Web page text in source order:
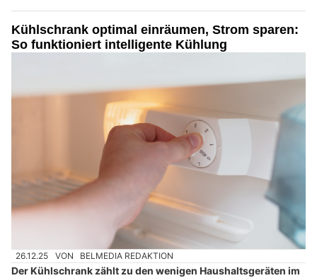
Kühlschrank optimal einräumen, Strom sparen:
So funktioniert intelligente Kühlung
26.12.25 VON BELMEDIA REDAKTION
Der Kühlschrank zählt zu den wenigen Haushaltsgeräten im